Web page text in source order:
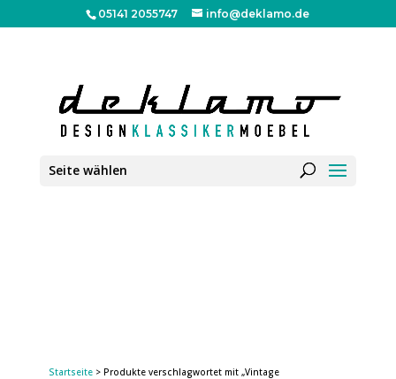
05141 2055747 info@deklamo.de
Seite wählen
Startseite> Produkte verschlagwortet mit „Vintage